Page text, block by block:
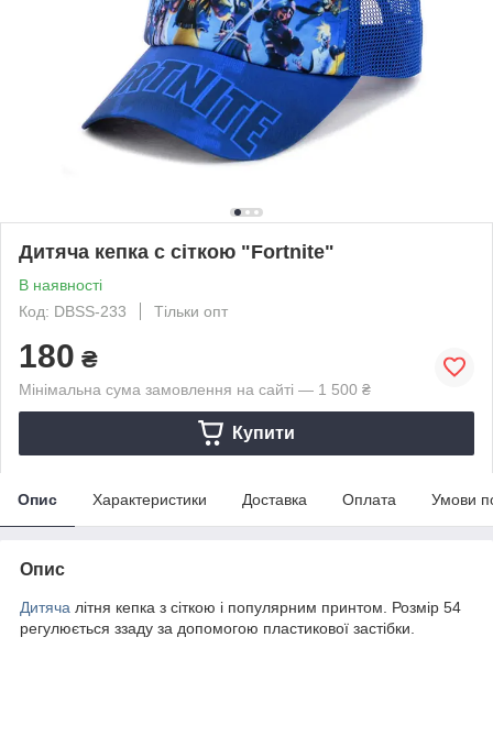
Дитяча кепка c сіткою "Fortnite"
В наявності
Код: DBSS-233
Тільки опт
180 ₴
Мінімальна сума замовлення на сайті — 1 500 ₴
Купити
Опис Характеристики Доставка Оплата Умови
Опис
Дитяча літня кепка з сіткою і популярним принтом. Розмір 54
регулюється ззаду за допомогою пластикової застібки.